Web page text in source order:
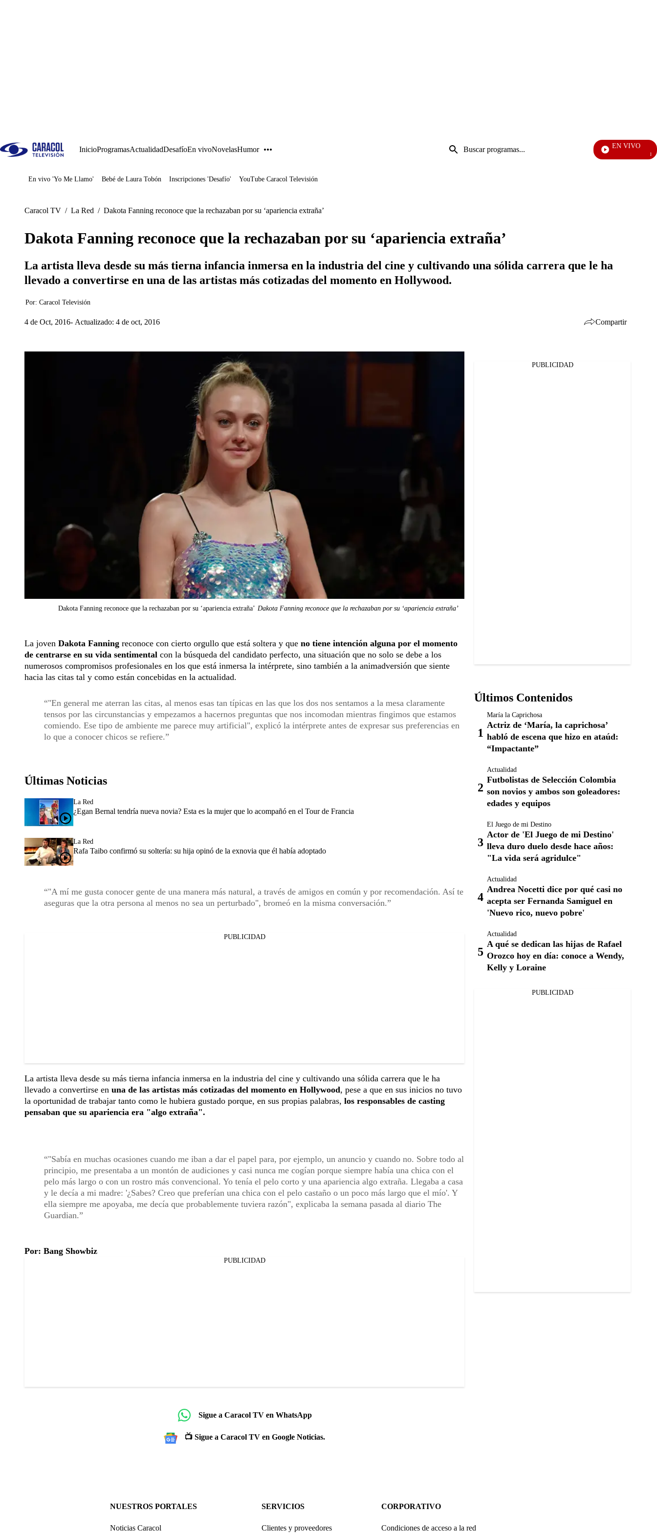
InicioProgramasActualidadDesafíoEn vivoNovelasHumor
Entrada
de
EN VIVO
Juegos
En vivo 'Yo Me Llamo' Bebé de Laura Tobón Inscripciones 'Desafío' YouTube Caracol Televisión
Caracol TV / La Red / Dakota Fanning reconoce que la rechazaban por su ‘apariencia extraña’
Dakota Fanning reconoce que la rechazaban por su ‘apariencia extraña’
La artista lleva desde su más tierna infancia inmersa en la industria del cine y cultivando una sólida carrera que le ha
llevado a convertirse en una de las artistas más cotizadas del momento en Hollywood.
Por: Caracol Televisión
4 de Oct, 2016 Actualizado: 4 de oct, 2016 Compartir
Dakota Fanning reconoce que la rechazaban por su ‘apariencia extraña’ Dakota Fanning reconoce que la rechazaban por su ‘apariencia extraña’
La joven Dakota Fanning reconoce con cierto orgullo que está soltera y que no tiene intención alguna por el momento
de centrarse en su vida sentimental con la búsqueda del candidato perfecto, una situación que no solo se debe a los
numerosos compromisos profesionales en los que está inmersa la intérprete, sino también a la animadversión que siente
hacia las citas tal y como están concebidas en la actualidad.
"En general me aterran las citas, al menos esas tan típicas en las que los dos nos sentamos a la mesa claramente
tensos por las circunstancias y empezamos a hacernos preguntas que nos incomodan mientras fingimos que estamos
comiendo. Ese tipo de ambiente me parece muy artificial", explicó la intérprete antes de expresar sus preferencias en
lo que a conocer chicos se refiere.
Últimas Noticias
La Red
¿Egan Bernal tendría nueva novia? Esta es la mujer que lo acompañó en el Tour de Francia
La Red
Rafa Taibo confirmó su soltería: su hija opinó de la exnovia que él había adoptado
"A mí me gusta conocer gente de una manera más natural, a través de amigos en común y por recomendación. Así te
aseguras que la otra persona al menos no sea un perturbado", bromeó en la misma conversación.
PUBLICIDAD
La artista lleva desde su más tierna infancia inmersa en la industria del cine y cultivando una sólida carrera que le ha
llevado a convertirse en una de las artistas más cotizadas del momento en Hollywood, pese a que en sus inicios no tuvo
la oportunidad de trabajar tanto como le hubiera gustado porque, en sus propias palabras, los responsables de casting
pensaban que su apariencia era "algo extraña".
"Sabía en muchas ocasiones cuando me iban a dar el papel para, por ejemplo, un anuncio y cuando no. Sobre todo al
principio, me presentaba a un montón de audiciones y casi nunca me cogían porque siempre había una chica con el
pelo más largo o con un rostro más convencional. Yo tenía el pelo corto y una apariencia algo extraña. Llegaba a casa
y le decía a mi madre: '¿Sabes? Creo que preferían una chica con el pelo castaño o un poco más largo que el mío'. Y
ella siempre me apoyaba, me decía que probablemente tuviera razón", explicaba la semana pasada al diario The
Guardian.
Por: Bang Showbiz
PUBLICIDAD
Sigue a Caracol TV en WhatsApp
📺 Sigue a Caracol TV en Google Noticias.
PUBLICIDAD
Últimos Contenidos
María la Caprichosa
Actriz de ‘María, la caprichosa’
habló de escena que hizo en ataúd:
“Impactante”
Actualidad
Futbolistas de Selección Colombia
son novios y ambos son goleadores:
edades y equipos
El Juego de mi Destino
Actor de 'El Juego de mi Destino'
lleva duro duelo desde hace años:
"La vida será agridulce"
Actualidad
Andrea Nocetti dice por qué casi no
acepta ser Fernanda Samiguel en
'Nuevo rico, nuevo pobre'
Actualidad
A qué se dedican las hijas de Rafael
Orozco hoy en día: conoce a Wendy,
Kelly y Loraine
PUBLICIDAD
NUESTROS PORTALES
Noticias Caracol
SERVICIOS
Clientes y proveedores
CORPORATIVO
Condiciones de acceso a la red